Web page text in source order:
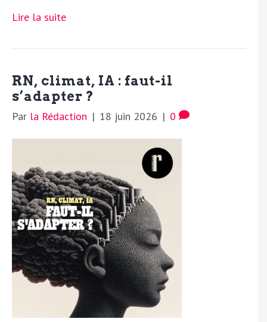
Lire la suite
RN, climat, IA : faut-il
s’adapter ?
Par la Rédaction | 18 juin 2026 | 0